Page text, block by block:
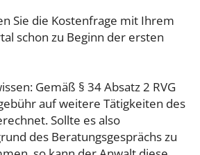
Sie die Kostenfrage mit Ihrem
schon zu Beginn der ersten
Gemäß § 34 Absatz 2 RVG
auf weitere Tätigkeiten des
Sollte es also
des Beratungsgesprächs zu